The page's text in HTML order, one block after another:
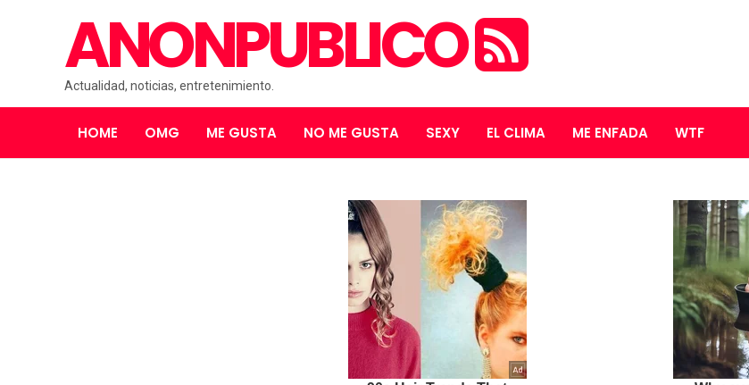
ANONPUBLICO
Actualidad, noticias, entretenimiento.
HOME OMG ME GUSTA NO ME GUSTA SEXY EL CLIMA ME ENFADA WTF